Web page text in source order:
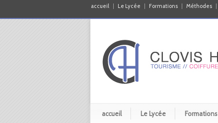
accueil Le Lycée Formations Méthodes
accueil Le Lycée Formations